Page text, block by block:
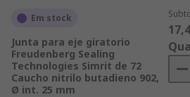
Em stock
Junta para eje giratorio
Freudenberg Sealing
Technologies Simrit de 72
Caucho nitrilo butadieno 902,
Ø int. 25 mm